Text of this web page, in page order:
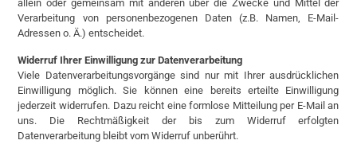
allein oder gemeinsam mit anderen über die Zwecke und Mittel der
Verarbeitung von personenbezogenen Daten (z.B. Namen, E-Mail-
Adressen o. Ä.) entscheidet.
Widerruf Ihrer Einwilligung zur Datenverarbeitung
Viele Datenverarbeitungsvorgänge sind nur mit Ihrer ausdrücklichen
Einwilligung möglich. Sie können eine bereits erteilte Einwilligung
jederzeit widerrufen. Dazu reicht eine formlose Mitteilung per E-Mail an
uns. Die Rechtmäßigkeit der bis zum Widerruf erfolgten
Datenverarbeitung bleibt vom Widerruf unberührt.